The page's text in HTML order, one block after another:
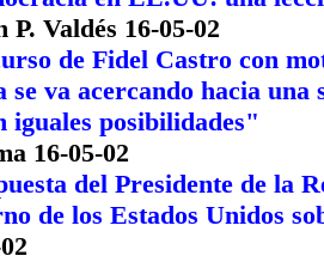
P. Valdés 16-05-02
de Fidel Castro con
se va acercando hacia una
iguales posibilidades"
16-05-02
del Presidente de la
de los Estados Unidos